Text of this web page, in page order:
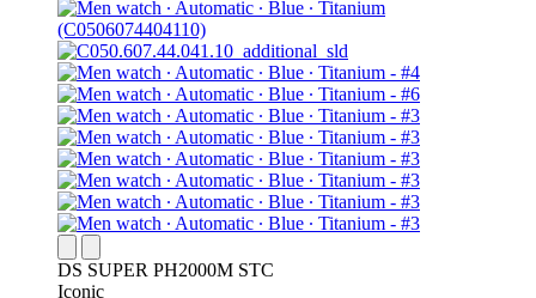
DS SUPER PH2000M STC
Iconic